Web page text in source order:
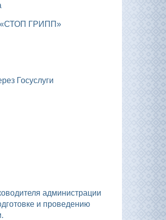
«СТОП ГРИПП»
Госуслуги
и проведению